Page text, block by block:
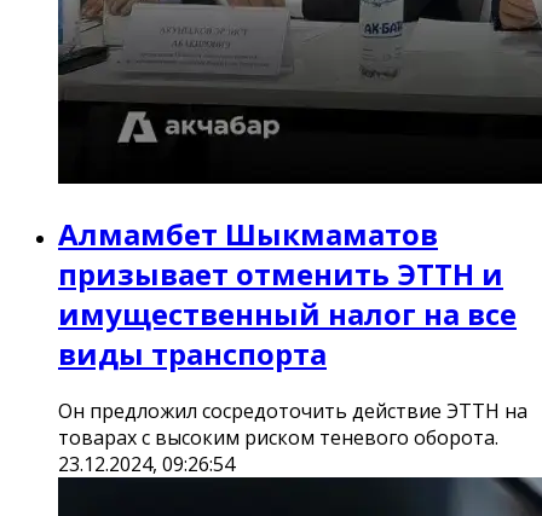
Алмамбет Шыкмаматов
призывает отменить ЭТТН и
имущественный налог на все
виды транспорта
Он предложил сосредоточить действие ЭТТН на
товарах с высоким риском теневого оборота.
23.12.2024, 09:26:54